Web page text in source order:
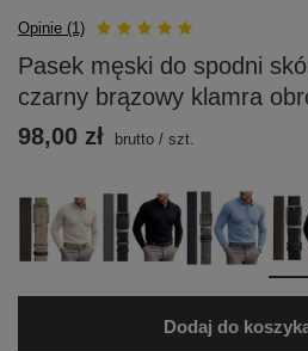
Opinie (1)
Pasek męski do spodni
czarny brązowy klamra
98,00 zł
brutto / szt.
Dodaj do